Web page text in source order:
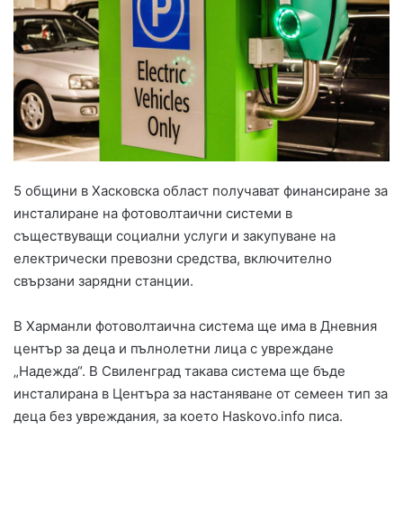
5 общини в Хасковска област получават финансиране за
инсталиране на фотоволтаични системи в
съществуващи социални услуги и закупуване на
електрически превозни средства, включително
свързани зарядни станции.
В Харманли фотоволтаична система ще има в Дневния
център за деца и пълнолетни лица с увреждане
„Надежда“. В Свиленград такава система ще бъде
инсталирана в Центъра за настаняване от семеен тип за
деца без увреждания, за което Haskovo.info писа.